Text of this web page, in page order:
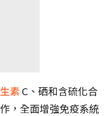
素 C、硒和含硫化合
，全面增強免疫系統